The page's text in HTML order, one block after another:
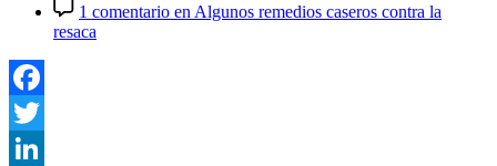
1 comentario en Algunos remedios caseros contra la
resaca
Facebook
Twitter